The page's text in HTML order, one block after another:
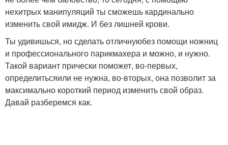
нехитрых манипуляций ты сможешь кардинально
изменить свой имидж. И без лишней крови.
Ты удивишься, но сделать отличнуюбез помощи ножниц
и профессионального парикмахера и можно, и нужно.
Такой вариант прически поможет, во-первых,
определитьсяили не нужна, во-вторых, она позволит за
максимально короткий период изменить свой образ.
Давай разберемся как.